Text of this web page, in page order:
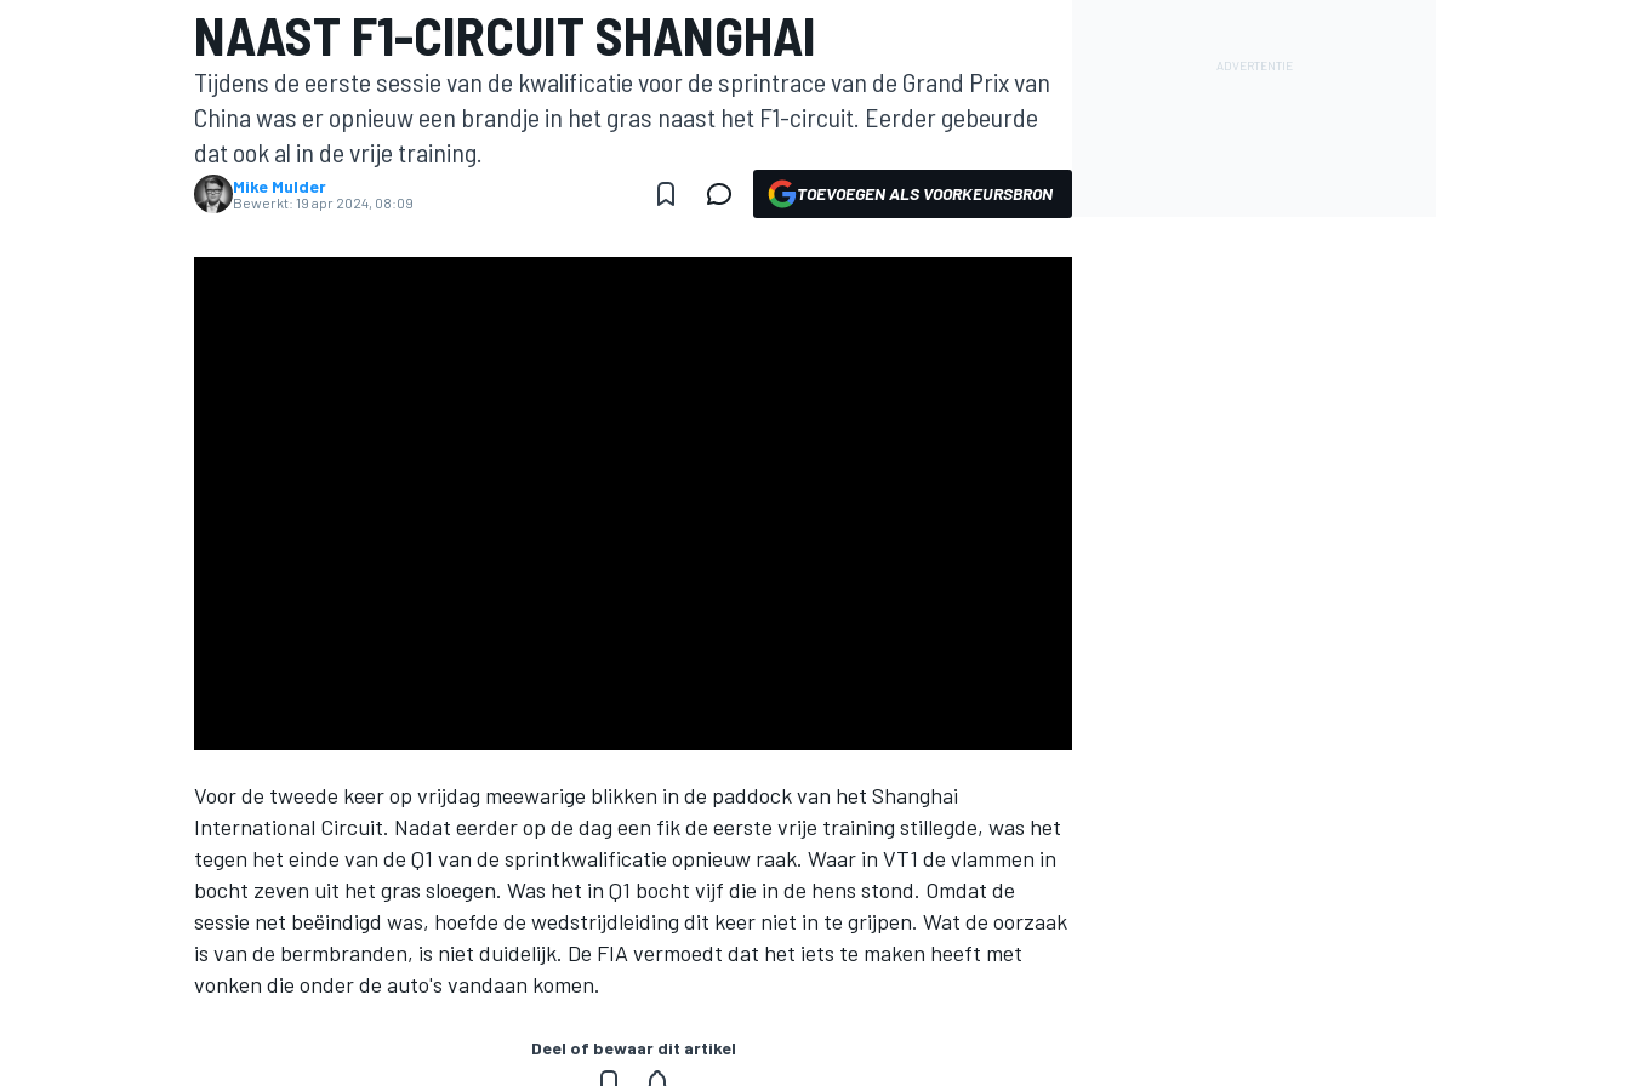
MOTOGP
NAAST F1-CIRCUIT SHANGHAI
Tijdens de eerste sessie van de kwalificatie voor de sprintrace van de Grand Prix van
China was er opnieuw een brandje in het gras naast het F1-circuit. Eerder gebeurde
dat ook al in de vrije training.
Mike Mulder
Bewerkt: 19 apr 2024, 08:09 TOEVOEGEN ALS VOORKEURSBRON
Voor de tweede keer op vrijdag meewarige blikken in de paddock van het Shanghai
International Circuit. Nadat eerder op de dag een fik de eerste vrije training stillegde, was het
tegen het einde van de Q1 van de sprintkwalificatie opnieuw raak. Waar in VT1 de vlammen in
bocht zeven uit het gras sloegen. Was het in Q1 bocht vijf die in de hens stond. Omdat de
sessie net beëindigd was, hoefde de wedstrijdleiding dit keer niet in te grijpen. Wat de oorzaak
is van de bermbranden, is niet duidelijk. De FIA vermoedt dat het iets te maken heeft met
vonken die onder de auto's vandaan komen.
Deel of bewaar dit artikel